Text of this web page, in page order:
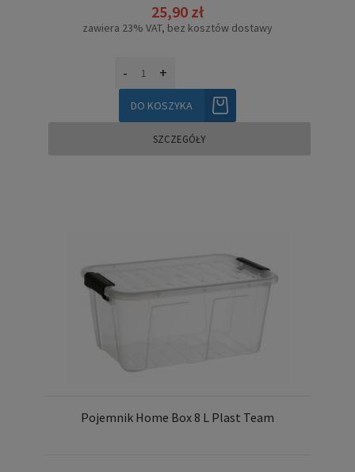
25,90 zł
zawiera 23% VAT, bez kosztów dostawy
- +
DO KOSZYKA
SZCZEGÓŁY
Pojemnik Home Box 8 L Plast Team